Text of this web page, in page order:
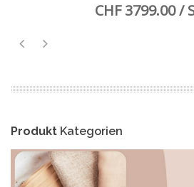
CHF 3799.00 /
Produkt Kategorien